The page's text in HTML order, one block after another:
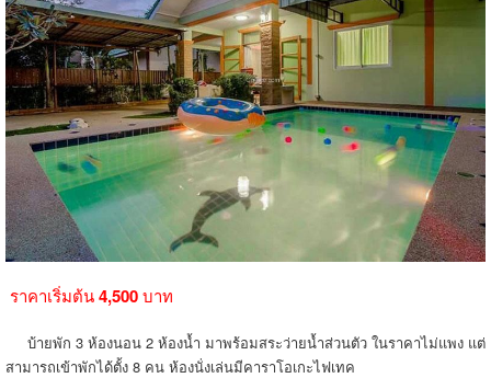
ราคาเริ่มต้น4,500บาท
บ้ายพัก 3 ห้องนอน 2 ห้องน้ำ มาพร้อมสระว่ายน้ำส่วนตัว ในราคาไม่แพง แต่
สามารถเข้าพักได้ตั้ง 8 คน ห้องนั่งเล่นมีคาราโอเกะไฟเทค